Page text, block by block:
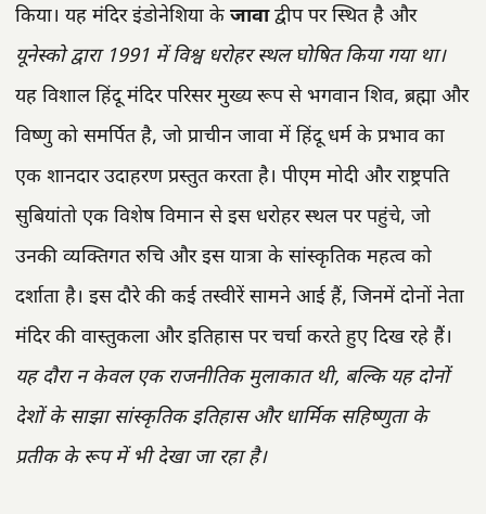
किया। यह मंदिर इंडोनेशिया के जावाद्वीप पर स्थित है और
यूनेस्को द्वारा 1991 में विश्व धरोहर स्थल घोषित किया गया था।
यह विशाल हिंदू मंदिर परिसर मुख्य रूप से भगवान शिव, ब्रह्मा और
विष्णु को समर्पित है, जो प्राचीन जावा में हिंदू धर्म के प्रभाव का
एक शानदार उदाहरण प्रस्तुत करता है। पीएम मोदी और राष्ट्रपति
सुबियांतो एक विशेष विमान से इस धरोहर स्थल पर पहुंचे, जो
उनकी व्यक्तिगत रुचि और इस यात्रा के सांस्कृतिक महत्व को
दर्शाता है। इस दौरे की कई तस्वीरें सामने आई हैं, जिनमें दोनों नेता
मंदिर की वास्तुकला और इतिहास पर चर्चा करते हुए दिख रहे हैं।
यह दौरा न केवल एक राजनीतिक मुलाकात थी, बल्कि यह दोनों
देशों के साझा सांस्कृतिक इतिहास और धार्मिक सहिष्णुता के
प्रतीक के रूप में भी देखा जा रहा है।